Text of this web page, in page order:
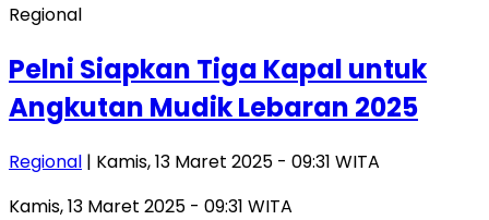
Regional
Pelni Siapkan Tiga Kapal untuk
Angkutan Mudik Lebaran 2025
Regional | Kamis, 13 Maret 2025 - 09:31 WITA
Kamis, 13 Maret 2025 - 09:31 WITA